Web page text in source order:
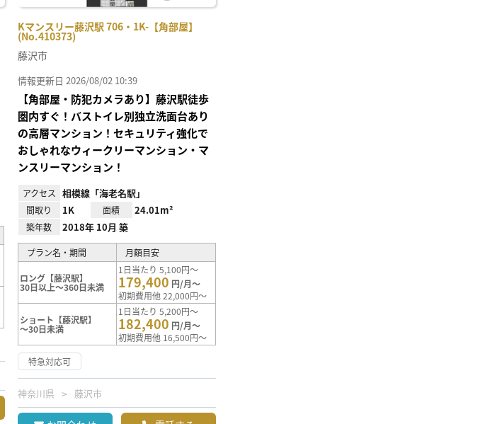
Kマンスリー藤沢駅 706・1K-【角部屋】
(No.410373)
藤沢市
情報更新日 2026/08/02 10:39
【角部屋・防犯カメラあり】藤沢駅徒歩
圏内すぐ！バストイレ別独立洗面台あり
の高層マンション！セキュリティ強化で
おしゃれなウィークリーマンション・マ
ンスリーマンション！
アクセス 相模線「海老名駅」
間取り 1K 面積 24.01m²
築年数 2018年 10月 築
プラン名・期間 月額目安
ロング【藤沢駅】
30日以上～360日未満
1日当たり 5,100円～
179,400 円/月～
初期費用他 22,000円～
ショート【藤沢駅】
～30日未満
1日当たり 5,200円～
182,400 円/月～
初期費用他 16,500円～
特急対応可
神奈川県 藤沢市